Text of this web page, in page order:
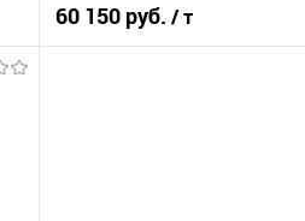
60 150 руб. / т